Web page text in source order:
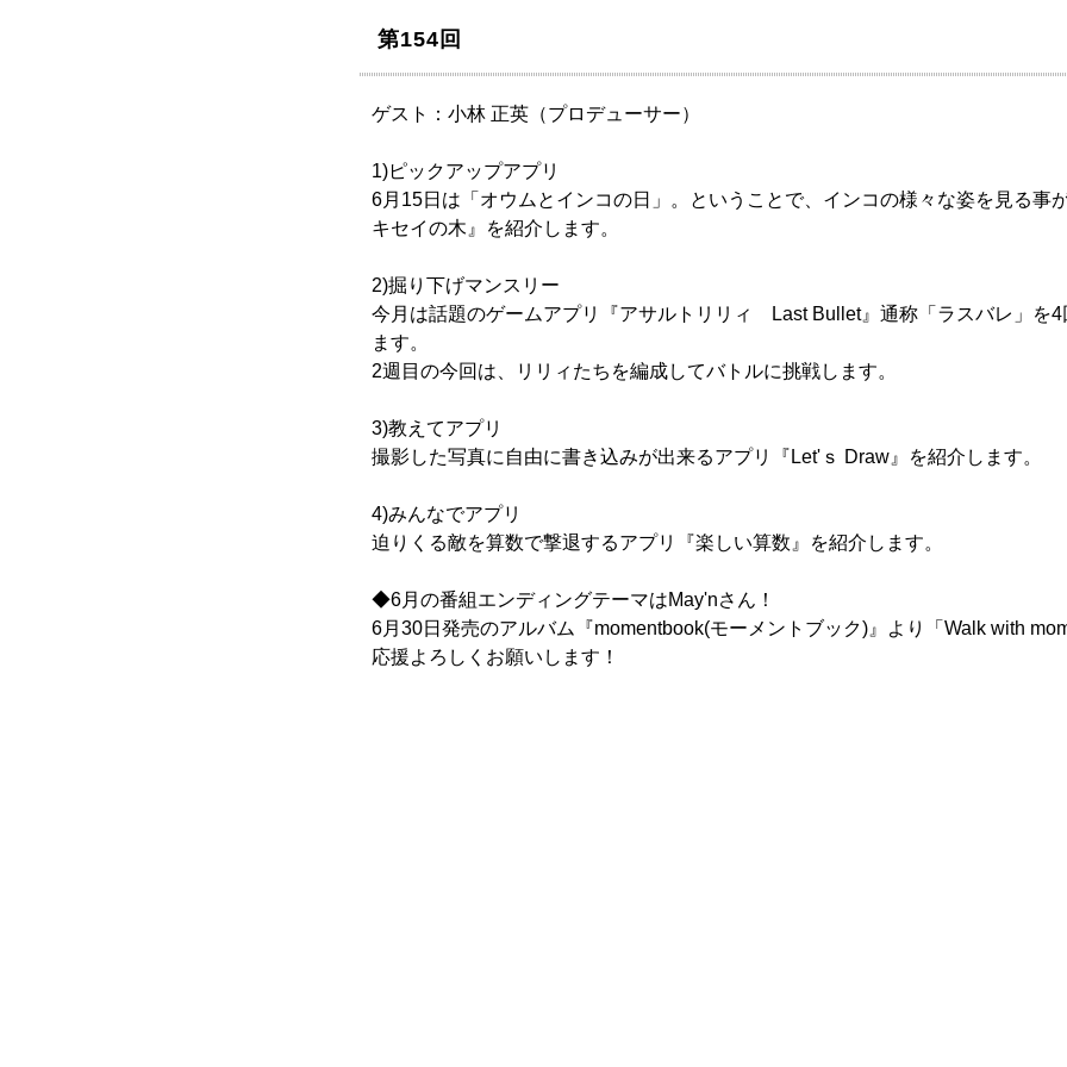
第154回
ゲスト：小林 正英（プロデューサー）
1)ピックアップアプリ
6月15日は「オウムとインコの日」。ということで、インコの様々な姿を見る事
キセイの木』を紹介します。
2)掘り下げマンスリー
今月は話題のゲームアプリ『アサルトリリィ Last Bullet』通称「ラスバレ」を4
ます。
2週目の今回は、リリィたちを編成してバトルに挑戦します。
3)教えてアプリ
撮影した写真に自由に書き込みが出来るアプリ『Let'ｓ Draw』を紹介します。
4)みんなでアプリ
迫りくる敵を算数で撃退するアプリ『楽しい算数』を紹介します。
◆6月の番組エンディングテーマはMay'nさん！
6月30日発売のアルバム『momentbook(モーメントブック)』より「Walk with
応援よろしくお願いします！